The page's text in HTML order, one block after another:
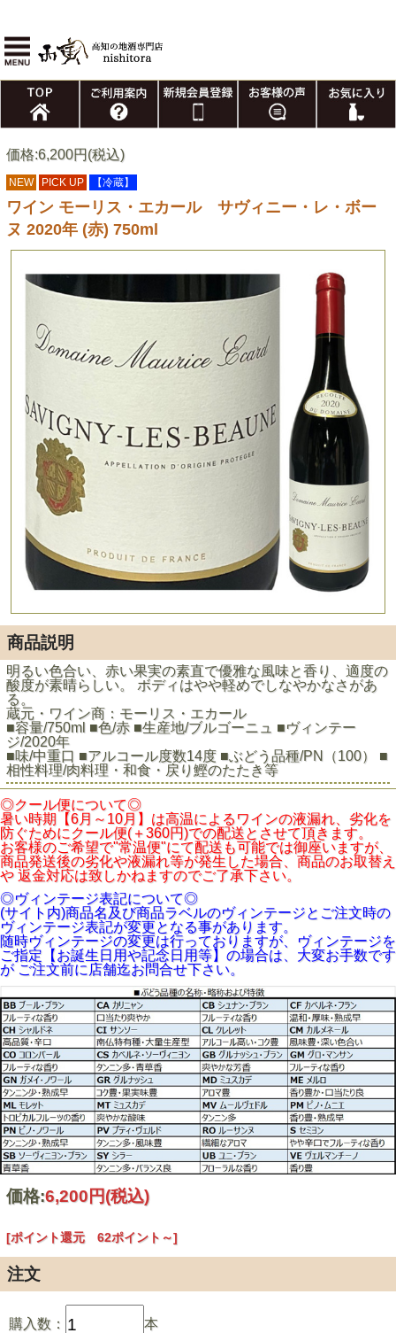
価格:6,200円(税込)
NEW PICK UP 【冷蔵】
ワイン モーリス・エカール サヴィニー・レ・ボー
ヌ 2020年 (赤) 750ml
商品説明
明るい色合い、赤い果実の素直で優雅な風味と香り、適度の
酸度が素晴らしい。 ボディはやや軽めでしなやかなさがあ
る。
蔵元・ワイン商：モーリス・エカール
■容量/750ml ■色/赤 ■生産地/ブルゴーニュ ■ヴィンテー
ジ/2020年
■味/中重口 ■アルコール度数14度 ■ぶどう品種/PN（100） ■
相性料理/肉料理・和食・戻り鰹のたたき等
◎クール便について◎
暑い時期【6月～10月】は高温によるワインの液漏れ、劣化を
防ぐためにクール便(＋360円)での配送とさせて頂きます。
お客様のご希望で"常温便"にて配送も可能では御座いますが、
商品発送後の劣化や液漏れ等が発生した場合、商品のお取替え
や 返金対応は致しかねますのでご了承下さい。
◎ヴィンテージ表記について◎
(サイト内)商品名及び商品ラベルのヴィンテージとご注文時の
ヴィンテージ表記が変更となる事があります。
随時ヴィンテージの変更は行っておりますが、ヴィンテージを
ご指定【お誕生日用や記念日用等】の場合は、大変お手数です
が ご注文前に店舗迄お問合せ下さい。
価格:6,200円(税込)
[ポイント還元 62ポイント～]
注文
購入数： 本